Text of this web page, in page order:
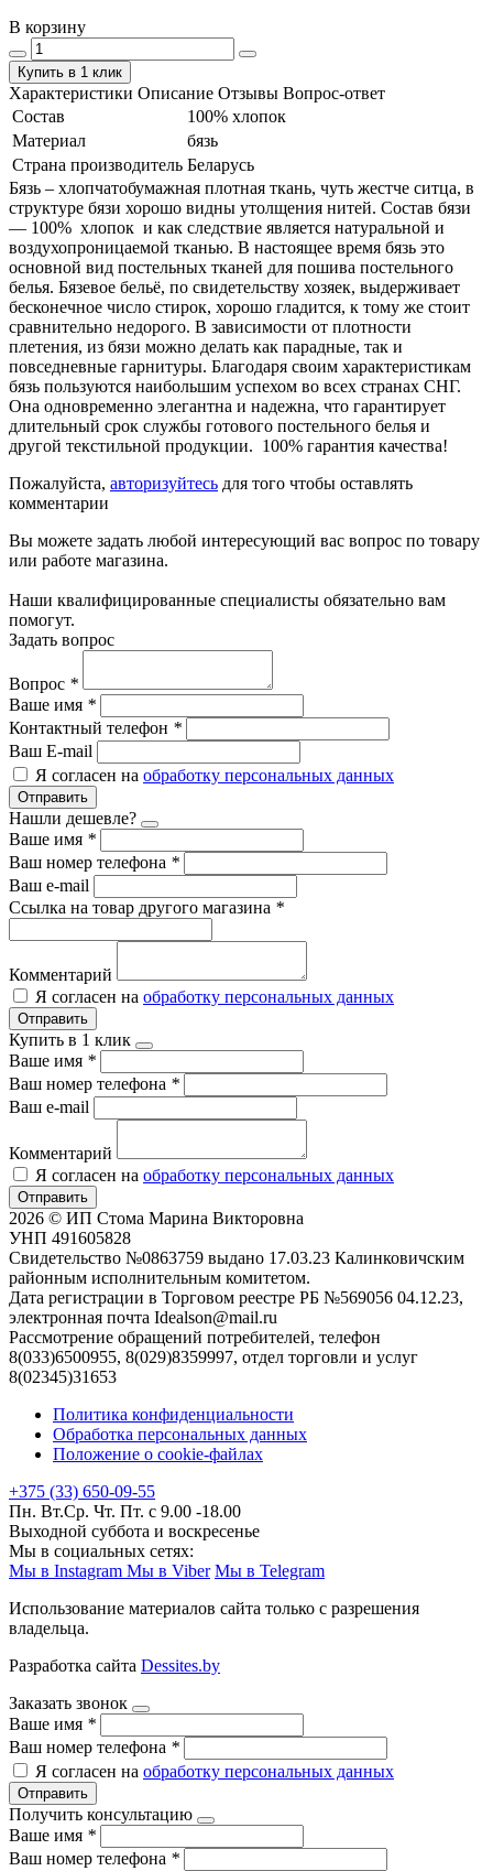
В корзину
Купить в 1 клик
Характеристики Описание Отзывы Вопрос-ответ
Состав
100% хлопок
Материал
бязь
Страна производитель Беларусь
Бязь – хлопчатобумажная плотная ткань, чуть жестче ситца, в
структуре бязи хорошо видны утолщения нитей. Состав бязи
― 100% хлопок и как следствие является натуральной и
воздухопроницаемой тканью. В настоящее время бязь это
основной вид постельных тканей для пошива постельного
белья. Бязевое бельё, по свидетельству хозяек, выдерживает
бесконечное число стирок, хорошо гладится, к тому же стоит
сравнительно недорого. В зависимости от плотности
плетения, из бязи можно делать как парадные, так и
повседневные гарнитуры. Благодаря своим характеристикам
бязь пользуются наибольшим успехом во всех странах СНГ.
Она одновременно элегантна и надежна, что гарантирует
длительный срок службы готового постельного белья и
другой текстильной продукции. 100% гарантия качества!
Пожалуйста, авторизуйтесь для того чтобы оставлять
комментарии
Вы можете задать любой интересующий вас вопрос по товару
или работе магазина.
Наши квалифицированные специалисты обязательно вам
помогут.
Задать вопрос
Вопрос *
Ваше имя *
Контактный телефон *
Ваш E-mail
Я согласен на обработку персональных данных
Отправить
Нашли дешевле?
Ваше имя *
Ваш номер телефона *
Ваш e-mail
Ссылка на товар другого магазина *
Комментарий
Я согласен на обработку персональных данных
Отправить
Купить в 1 клик
Ваше имя *
Ваш номер телефона *
Ваш e-mail
Комментарий
Я согласен на обработку персональных данных
Отправить
2026 © ИП Стома Марина Викторовна
УНП 491605828
Свидетельство №0863759 выдано 17.03.23 Калинковичским
районным исполнительным комитетом.
Дата регистрации в Торговом реестре РБ №569056 04.12.23,
электронная почта Idealson@mail.ru
Рассмотрение обращений потребителей, телефон
8(033)6500955, 8(029)8359997, отдел торговли и услуг
8(02345)31653
Политика конфиденциальности
Обработка персональных данных
Положение о cookie-файлах
+375 (33) 650-09-55
Пн. Вт.Ср. Чт. Пт. с 9.00 -18.00
Выходной суббота и воскресенье
Мы в социальных сетях:
Мы в Instagram Мы в Viber Мы в Telegram
Использование материалов сайта только с разрешения
владельца.
Разработка сайта Dessites.by
Заказать звонок
Ваше имя *
Ваш номер телефона *
Я согласен на обработку персональных данных
Отправить
Получить консультацию
Ваше имя *
Ваш номер телефона *